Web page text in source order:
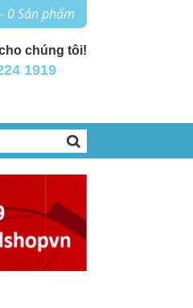
0 Sản phẩm
chúng tôi!
1919